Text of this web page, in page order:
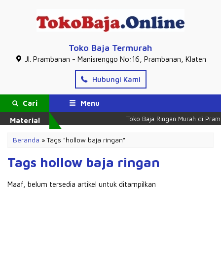
Toko Baja Termurah
Jl. Prambanan - Manisrenggo No:16, Prambanan, Klaten
Hubungi Kami
Cari
Material
Menu
Toko Baja Ringan Murah di
Beranda »Tags "hollow baja ringan"
Tags hollow baja ringan
Maaf, belum tersedia artikel untuk ditampilkan